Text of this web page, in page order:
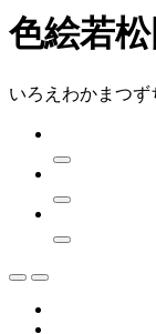
色絵若松
いろえわかまつず